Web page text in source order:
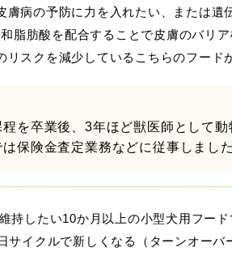
病の予防に力を入れたい、または
脂肪酸を配合することで皮膚のバリ
スクを減少しているこちらのフード
を卒業後、3年ほど獣医師として
保険金査定業務などに従事しまし
持したい10か月以上の小型犬用フー
イクルで新しくなる（ターンオー